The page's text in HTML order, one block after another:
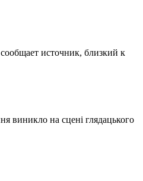
источник, близкий к
виникло на сцені глядацького